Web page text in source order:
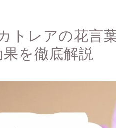
トレアの花言
果を徹底解説